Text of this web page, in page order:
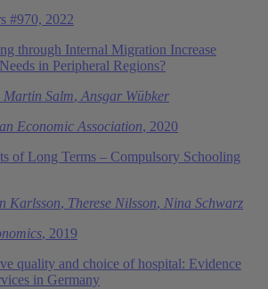
#970, 2022
through Internal Migration Increase
in Peripheral Regions?
Martin Salm, Ansgar Wübker
Economic Association, 2020
of Long Terms – Compulsory Schooling
Karlsson, Therese Nilsson, Nina Schwarz
, 2019
quality and choice of hospital: Evidence
in Germany